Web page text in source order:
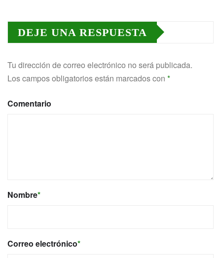
DEJE UNA RESPUESTA
Tu dirección de correo electrónico no será publicada.
Los campos obligatorios están marcados con *
Comentario
Nombre*
Correo electrónico*